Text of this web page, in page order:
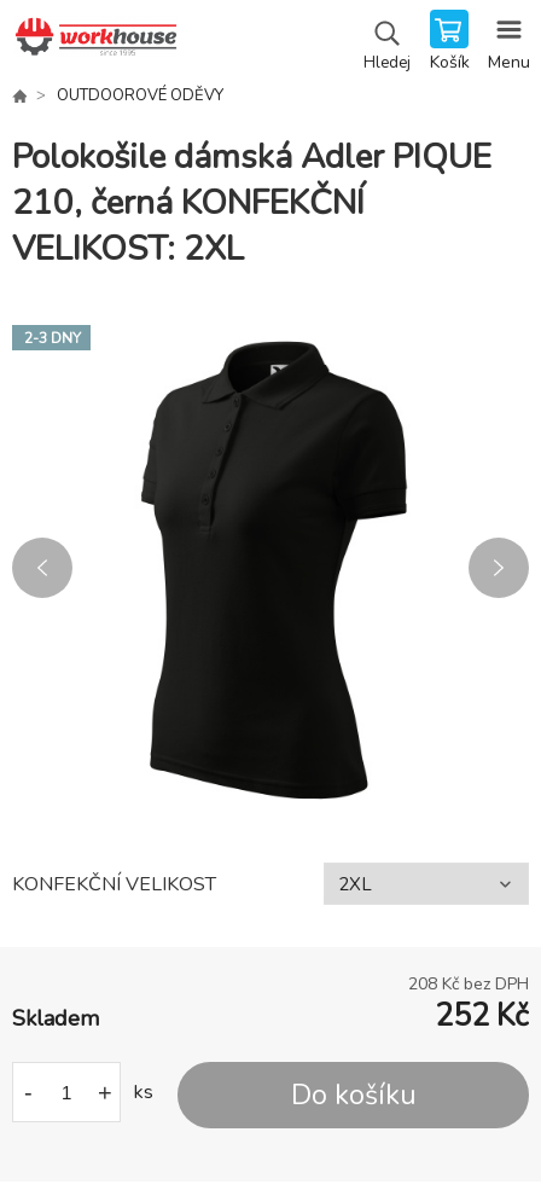
Hledej Košík Menu
OUTDOOROVÉ ODĚVY
Polokošile dámská Adler PIQUE
210, černá KONFEKČNÍ
VELIKOST: 2XL
2-3 DNY
KONFEKČNÍ VELIKOST
208 Kč bez DPH
Skladem 252 Kč
- + ks Do košíku